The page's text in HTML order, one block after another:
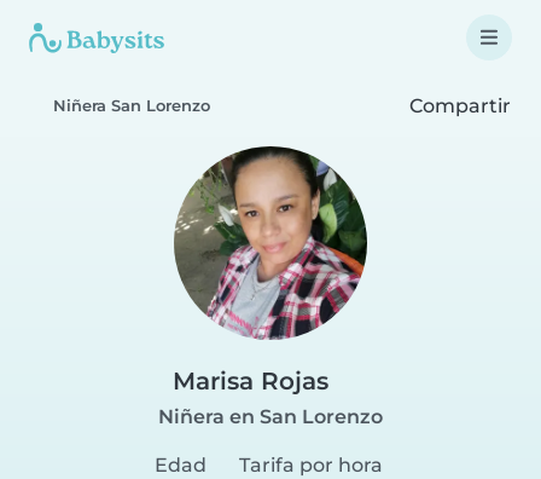
Niñera San Lorenzo Compartir
Marisa Rojas
Niñera en San Lorenzo
Edad
Tarifa por hora